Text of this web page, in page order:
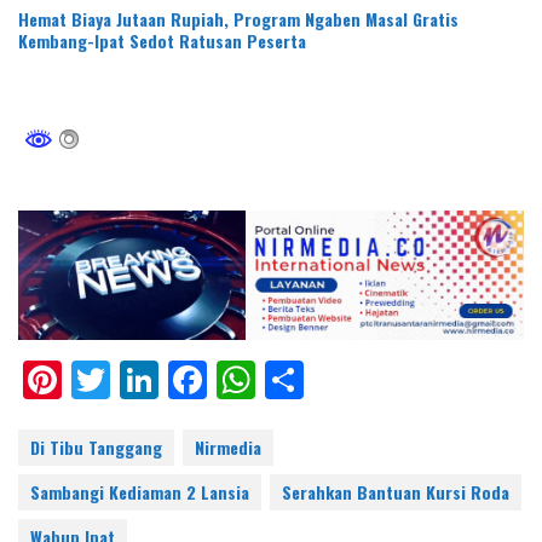
Hemat Biaya Jutaan Rupiah, Program Ngaben Masal Gratis
Kembang-Ipat Sedot Ratusan Peserta
Pi
nt
er
e
T
w
itt
er
Li
n
k
e
F
ac
e
b
W
h
at
e
Di Tibu Tanggang
Nirmedia
Sambangi Kediaman 2 Lansia
Serahkan Bantuan Kursi Roda
Wabup Ipat